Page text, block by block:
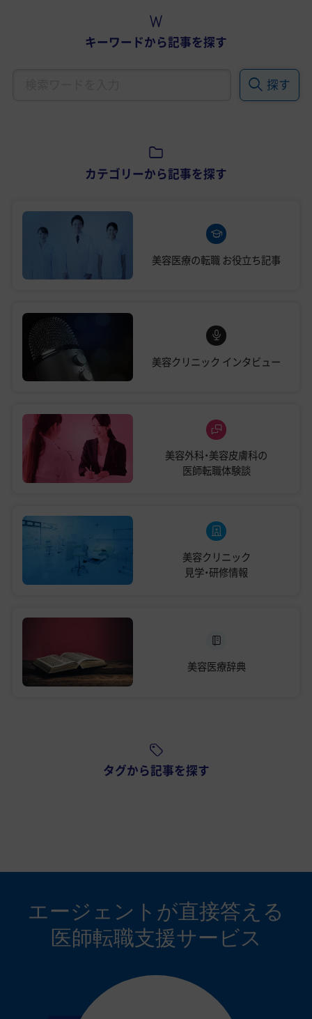
キーワードから記事を探す
探す
カテゴリーから記事を探す
美容医療の転職お役立ち記事
美容クリニック インタビュー
美容外科・美容皮膚科の
医師転職体験談
美容クリニック
見学・研修情報
美容医療辞典
タグから記事を探す
エージェントが直接答える
医師転職支援サービス